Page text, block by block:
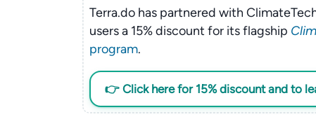
Terra.do has partnered with
users a 15% discount for its flagship
program.
👉 Click here for 15% discount and to